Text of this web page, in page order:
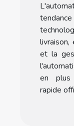
et la
en plus
rapide